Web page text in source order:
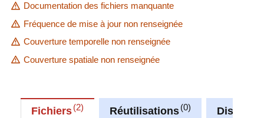
Documentation des fichiers manquante
Fréquence de mise à jour non renseignée
Couverture temporelle non renseignée
Couverture spatiale non renseignée
Fichiers 2 Réutilisations 0